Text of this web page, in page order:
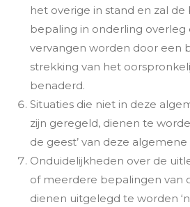
het overige in stand en zal
bepaling in onderling overleg
vervangen worden door een
strekking van het
benaderd.
Situaties die niet in deze
zijn geregeld, dienen te
de geest’ van deze
Onduidelijkheden over de
of meerdere bepalingen van
dienen uitgelegd te worden